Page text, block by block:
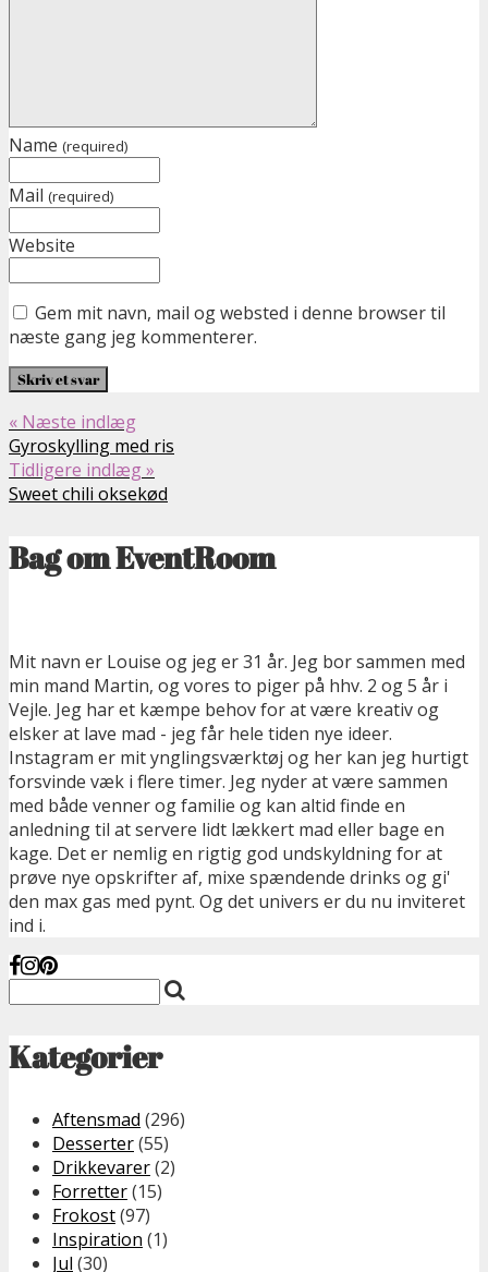
Name (required)
Mail (required)
Website
Gem mit navn, mail og websted i denne browser til
næste gang jeg kommenterer.
« Næste indlæg
Gyroskylling med ris
Tidligere indlæg »
Sweet chili oksekød
Bag om EventRoom
Mit navn er Louise og jeg er 31 år. Jeg bor sammen med
min mand Martin, og vores to piger på hhv. 2 og 5 år i
Vejle. Jeg har et kæmpe behov for at være kreativ og
elsker at lave mad - jeg får hele tiden nye ideer.
Instagram er mit ynglingsværktøj og her kan jeg hurtigt
forsvinde væk i flere timer. Jeg nyder at være sammen
med både venner og familie og kan altid finde en
anledning til at servere lidt lækkert mad eller bage en
kage. Det er nemlig en rigtig god undskyldning for at
prøve nye opskrifter af, mixe spændende drinks og gi'
den max gas med pynt. Og det univers er du nu inviteret
ind i.
Kategorier
Aftensmad (296)
Desserter(55)
Drikkevarer(2)
Forretter(15)
Frokost(97)
Inspiration (1)
Jul (30)